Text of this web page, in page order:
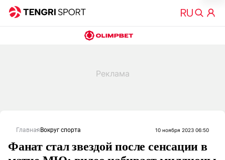
Главная Вокруг спорта 10 ноября 2023 06:50
Фанат стал звездой после сенсации в